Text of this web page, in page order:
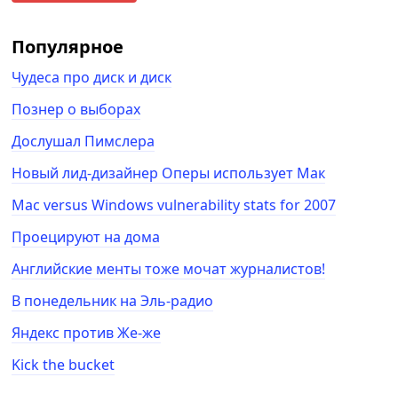
Популярное
Чудеса про диск и диск
Познер о выборах
Дослушал Пимслера
Новый лид-дизайнер Оперы использует Мак
Mac versus Windows vulnerability stats for 2007
Проецируют на дома
Английские менты тоже мочат журналистов!
В понедельник на Эль-радио
Яндекс против Же-же
Kick the bucket